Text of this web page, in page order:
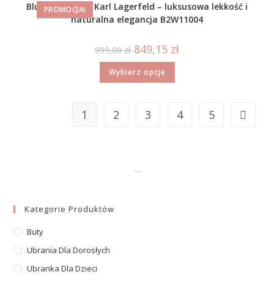
PROMOCJA!
Bluzka damska Karl Lagerfeld – luksusowa lekkość i
naturalna elegancja B2W11004
999,00zł 849,15 zł
Wybierz opcje
1 2 3 4 5
Kategorie Produktów
Buty
Ubrania Dla Dorosłych
Ubranka Dla Dzieci